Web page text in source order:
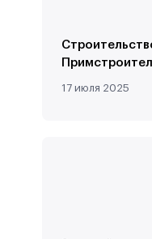
17 июля 2025